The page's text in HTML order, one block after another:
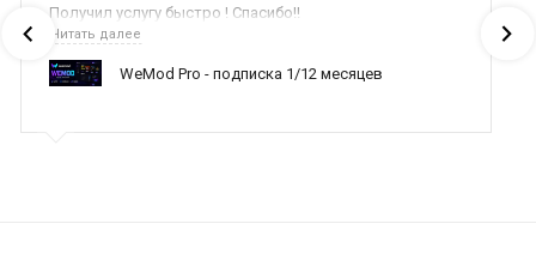
Получил услугу быстро ! Спасибо!!
Читать далее
WeMod Pro - подписка 1/12 месяцев